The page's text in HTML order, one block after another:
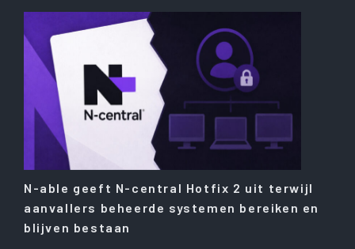
N-able geeft N-central Hotfix 2 uit terwijl
aanvallers beheerde systemen bereiken en
blijven bestaan